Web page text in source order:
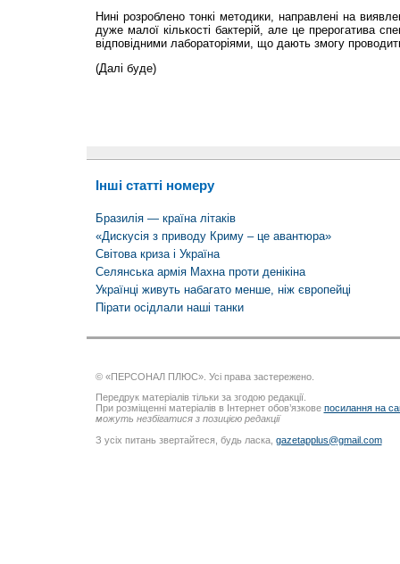
Нині розроблено тонкі методики, направлені на
дуже малої кількості бактерій, але це прерогатива
відповідними лабораторіями, що дають змогу
(Далі буде)
Інші статті номеру
Бразилія — країна літаків
«Дискусія з приводу Криму – це авантюра»
Світова криза і Україна
Селянська армія Махна проти денікіна
Українці живуть набагато менше, ніж європейці
Пірати осідлали наші танки
© «ПЕРСОНАЛ ПЛЮС». Усі права застережено.
Передрук матеріалів тільки за згодою редакції.
При розміщенні матеріалів в Інтернет обов’язкове посилання на
можуть незбігатися з позицією редакції
З усіх питань звертайтеся, будь ласка, gazetapplus@gmail.com